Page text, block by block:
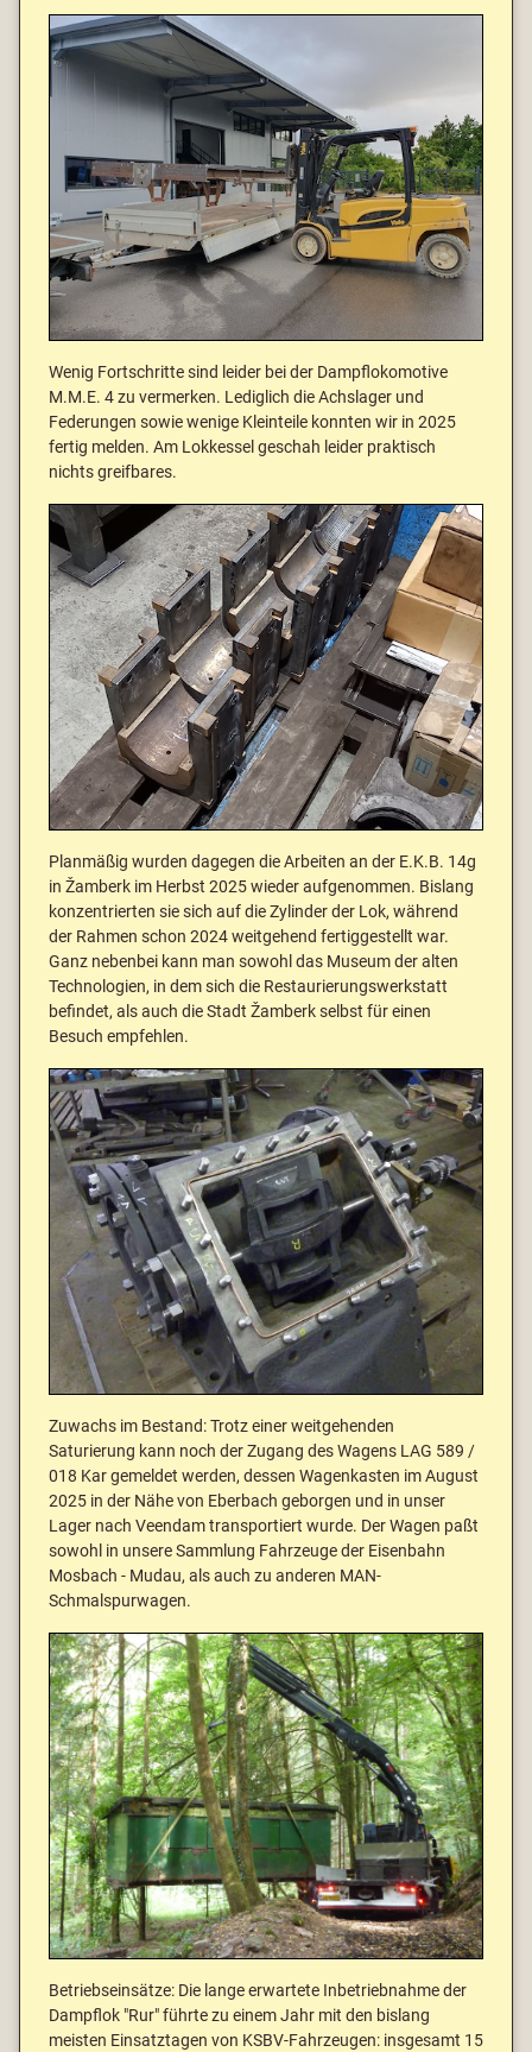
Wenig Fortschritte sind leider bei der Dampflokomotive
M.M.E. 4 zu vermerken. Lediglich die Achslager und
Federungen sowie wenige Kleinteile konnten wir in 2025
fertig melden. Am Lokkessel geschah leider praktisch
nichts greifbares.
Planmäßig wurden dagegen die Arbeiten an der E.K.B. 14g
in Žamberk im Herbst 2025 wieder aufgenommen. Bislang
konzentrierten sie sich auf die Zylinder der Lok, während
der Rahmen schon 2024 weitgehend fertiggestellt war.
Ganz nebenbei kann man sowohl das Museum der alten
Technologien, in dem sich die Restaurierungswerkstatt
befindet, als auch die Stadt Žamberk selbst für einen
Besuch empfehlen.
Zuwachs im Bestand: Trotz einer weitgehenden
Saturierung kann noch der Zugang des Wagens LAG 589 /
018 Kar gemeldet werden, dessen Wagenkasten im August
2025 in der Nähe von Eberbach geborgen und in unser
Lager nach Veendam transportiert wurde. Der Wagen paßt
sowohl in unsere Sammlung Fahrzeuge der Eisenbahn
Mosbach - Mudau, als auch zu anderen MAN-
Schmalspurwagen.
Betriebseinsätze: Die lange erwartete Inbetriebnahme der
Dampflok "Rur" führte zu einem Jahr mit den bislang
meisten Einsatztagen von KSBV-Fahrzeugen: insgesamt 15